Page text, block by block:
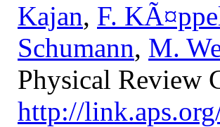
Kajan, F.
Schumann, M.
Physical Review
http://